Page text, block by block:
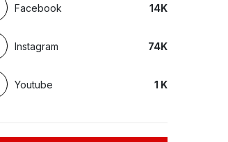
Facebook 14K
Instagram 74K
Youtube 1 K